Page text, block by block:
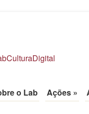
o conteúdo
o Lab Ações »